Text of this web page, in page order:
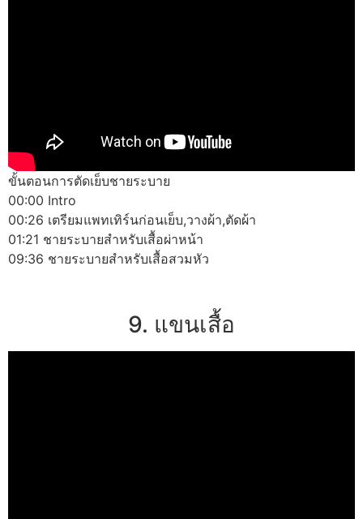
ขั้นตอนการตัดเย็บชายระบาย
00:00 Intro
00:26 เตรียมแพทเทิร์นก่อนเย็บ,วางผ้า,ตัดผ้า
01:21 ชายระบายสำหรับเสื้อผ่าหน้า
09:36 ชายระบายสำหรับเสื้อสวมหัว
9. แขนเสื้อ